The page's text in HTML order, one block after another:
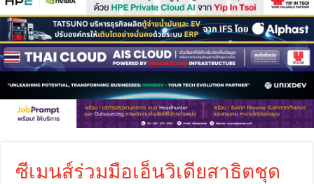
ซีเมนส์ร่วมมือเอ็นวิเดียสาธิตชุด